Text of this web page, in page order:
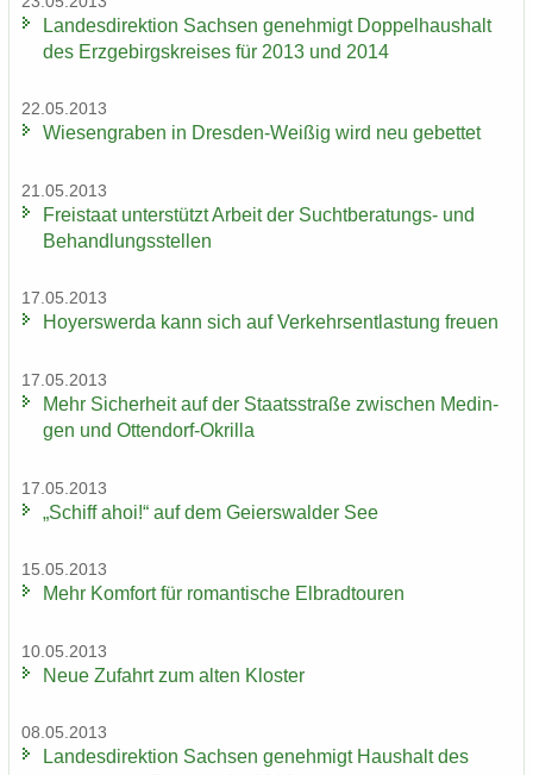
Lan­des­di­rek­ti­on Sach­sen ge­neh­migt Dop­pel­haus­halt
des Erz­ge­birgs­krei­ses für 2013 und 2014
22.05.2013
Wie­sen­gra­ben in Dresden-​Weißig wird neu ge­bet­tet
21.05.2013
Frei­staat un­ter­stützt Ar­beit der Suchtberatungs-​ und
Be­hand­lungs­stel­len
17.05.2013
Ho­yers­wer­da kann sich auf Ver­kehrs­ent­las­tung freu­en
17.05.2013
Mehr Si­cher­heit auf der Staats­stra­ße zwi­schen Me­din­
gen und Ottendorf-​Okrilla
17.05.2013
„Schiff ahoi!“ auf dem Gei­ers­wal­der See
15.05.2013
Mehr Kom­fort für ro­man­ti­sche El­brad­tou­ren
10.05.2013
Neue Zu­fahrt zum alten Klos­ter
08.05.2013
Lan­des­di­rek­ti­on Sach­sen ge­neh­migt Haus­halt des